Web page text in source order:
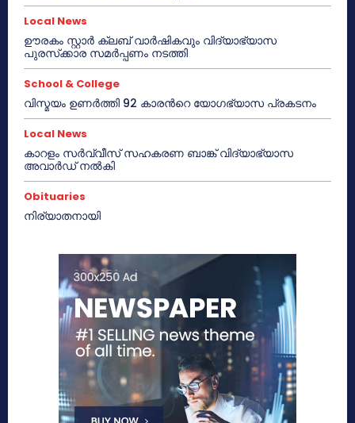
Local News
ഊരകം സ്റ്റാർ ക്ലബ് വാർഷികവും വിദ്യാഭ്യാസ
പുരസ്‌ക്കാര സമർപ്പണം നടത്തി
School & College
വിസ്മയം ഉണർത്തി 92 കാരൻറെ യോഗഭ്യാസ പ്രകടനം
Local News
കാറളം സർവ്വീസ് സഹകരണ ബാങ്ക് വിദ്യാഭ്യാസ
അവാർഡ് നൽകി
Obituaries
നിര്യാതനായി